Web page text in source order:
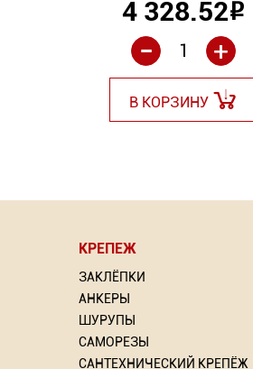
4 328.52Р
+
-
В КОРЗИНУ
КРЕПЕЖ
ЗАКЛЁПКИ
АНКЕРЫ
ШУРУПЫ
САМОРЕЗЫ
САНТЕХНИЧЕСКИЙ КРЕПЁЖ